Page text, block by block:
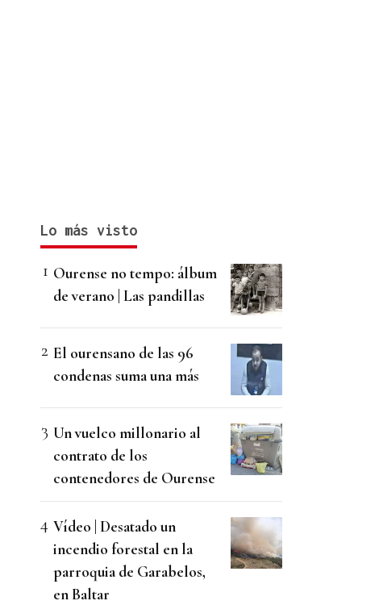
Lo más visto
Ourense no tempo: álbum
de verano | Las pandillas
El ourensano de las 96
condenas suma una más
Un vuelco millonario al
contrato de los
contenedores de Ourense
Vídeo | Desatado un
incendio forestal en la
parroquia de Garabelos,
en Baltar